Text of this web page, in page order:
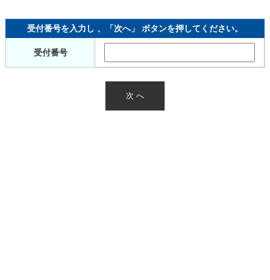
受付番号を入力し 、「次へ」 ボタンを押してください。
受付番号